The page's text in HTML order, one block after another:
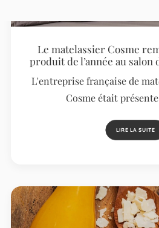
Le matelassier Cosme
produit de l’année au salon
L'entreprise française de
Cosme était
LIRE LA SUITE